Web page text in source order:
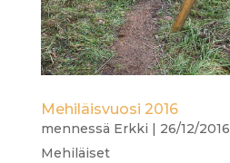
Mehiläisvuosi 2016
mennessä Erkki 26/12/2016
Mehiläiset